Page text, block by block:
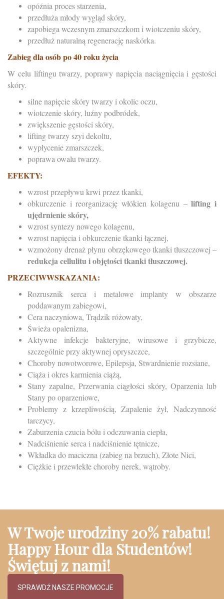
opóźnia proces starzenia,
przedłuża młody wygląd skóry,
zapobiega wczesnym zmarszczkom i wiotczeniu skóry,
przedłuż naturalną regenerację naskórka.
Zabieg dla osób po 40 roku życia
W celu liftingu twarzy, poprawy napięcia naciągnięcia i gęstości
skóry.
silne napięcie skóry twarzy i okolic oczu,
wiotczenie skóry, luźny podbródek,
zwiększenie gęstości skóry,
lifting twarzy szyi dekoltu,
wypłycenie zmarszczek,
poprawa owalu twarzy.
EFEKTY:
wzrost przepływu krwi przez tkanki,
obkurczenie i reorganizację włókien kolagenu –lifting i
ujędrnienie skóry,
wzrost syntezy nowego kolagenu,
wzrost napięcia i obkurczenie tkanki łącznej,
wzmożony drenaż płynu obrzękowego tkanki tłuszczowej –
redukcja cellulitu i objętości tkanki tłuszczowej.
PRZECIWWSKAZANIA:
Rozrusznik serca i metalowe implanty w obszarze
poddawanym zabiegowi,
Cera naczyniowa, Trądzik różowaty,
Świeża opalenizna,
Aktywne infekcje bakteryjne, wirusowe i grzybicze,
szczególnie przy aktywnej opryszczce,
Choroby nowotworowe, Epilepsja, Stwardnienie rozsiane,
Ciąża i okres karmienia ciążą,
Stany zapalne, Przerwania ciągłości skóry, Oparzenia lub
Stany po oparzeniowe,
Problemy z krzepliwością, Zapalenie żył, Nadczynność
tarczycy,
Zaburzenia czucia bólu i odczuwania ciepła,
Nadciśnienie serca i nadciśnienie tętnicze,
Wkładka do maciczna (zabieg na brzuch), Złote Nici,
Ciężkie i przewlekłe choroby nerek, wątroby.
W Twoje urodziny 20% rabatu!
Happy Hour dla Studentów!
Świętuj z nami!
SPRAWDŹ NASZE PROMOCJE